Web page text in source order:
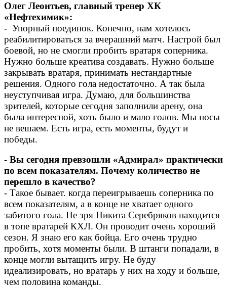
Олег Леонтьев, главный тренер ХК
«Нефтехимик»:
- Упорный поединок. Конечно, нам хотелось
реабилитироваться за вчерашний матч. Настрой был
боевой, но не смогли пробить вратаря соперника.
Нужно больше креатива создавать. Нужно больше
закрывать вратаря, принимать нестандартные
решения. Одного гола недостаточно. А так была
неуступчивая игра. Думаю, для большинства
зрителей, которые сегодня заполнили арену, она
была интересной, хоть было и мало голов. Мы носы
не вешаем. Есть игра, есть моменты, будут и
победы.
- Вы сегодня превзошли «Адмирал» практически
по всем показателям. Почему количество не
перешло в качество?
- Такое бывает. когда переигрываешь соперника по
всем показателям, а в конце не хватает одного
забитого гола. Не зря Никита Серебряков находится
в топе вратарей КХЛ. Он проводит очень хороший
сезон. Я знаю его как бойца. Его очень трудно
пробить, хотя моменты были. В штанги попадали, в
конце могли вытащить игру. Не буду
идеализировать, но вратарь у них на ходу и больше,
чем половина команды.